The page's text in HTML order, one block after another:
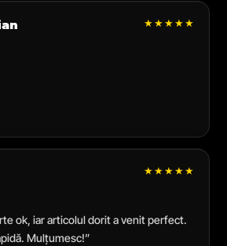
★★★★★
★★★★★
ok, iar articolul dorit a venit perfect.
Mulțumesc!”